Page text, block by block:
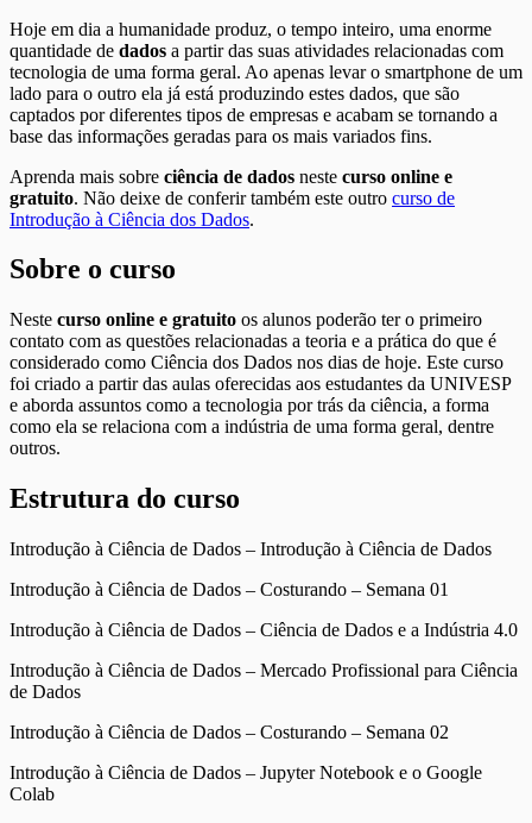
Hoje em dia a humanidade produz, o tempo inteiro, uma enorme
quantidade de dados a partir das suas atividades relacionadas com
tecnologia de uma forma geral. Ao apenas levar o smartphone de um
lado para o outro ela já está produzindo estes dados, que são
captados por diferentes tipos de empresas e acabam se tornando a
base das informações geradas para os mais variados fins.
Aprenda mais sobre ciência de dados neste curso online e
gratuito. Não deixe de conferir também este outro curso de
Introdução à Ciência dos Dados.
Sobre o curso
Neste curso online e gratuito os alunos poderão ter o primeiro
contato com as questões relacionadas a teoria e a prática do que é
considerado como Ciência dos Dados nos dias de hoje. Este curso
foi criado a partir das aulas oferecidas aos estudantes da UNIVESP
e aborda assuntos como a tecnologia por trás da ciência, a forma
como ela se relaciona com a indústria de uma forma geral, dentre
outros.
Estrutura do curso
Introdução à Ciência de Dados – Introdução à Ciência de Dados
Introdução à Ciência de Dados – Costurando – Semana 01
Introdução à Ciência de Dados – Ciência de Dados e a Indústria 4.0
Introdução à Ciência de Dados – Mercado Profissional para Ciência
de Dados
Introdução à Ciência de Dados – Costurando – Semana 02
Introdução à Ciência de Dados – Jupyter Notebook e o Google
Colab